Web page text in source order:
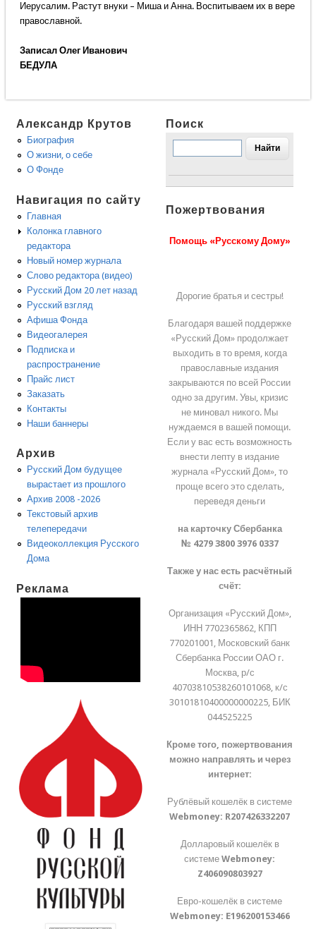
Иерусалим. Растут внуки – Миша и Анна. Воспитываем их в вере
православной.
Записал Олег Иванович
БЕДУЛА
Александр Крутов
Биография
О жизни, о себе
О Фонде
Навигация по сайту
Главная
Колонка главного
редактора
Новый номер журнала
Слово редактора (видео)
Русский Дом 20 лет назад
Русский взгляд
Афиша Фонда
Видеогалерея
Подписка и
распространение
Прайс лист
Заказать
Контакты
Наши баннеры
Архив
Русский Дом будущее
вырастает из прошлого
Архив 2008 -2026
Текстовый архив
телепередачи
Видеоколлекция Русского
Дома
Реклама
Поиск
Пожертвования
Помощь «Русскому Дому»
Дорогие братья и сестры!
Благодаря вашей поддержке
«Русский Дом» продолжает
выходить в то время, когда
православные издания
закрываются по всей России
одно за другим. Увы, кризис
не миновал никого. Мы
нуждаемся в вашей помощи.
Если у вас есть возможность
внести лепту в издание
журнала «Русский Дом», то
проще всего это сделать,
переведя деньги
на карточку Сбербанка
№ 4279 3800 3976 0337
Также у нас есть расчётный
счёт:
Организация «Русский Дом»,
ИНН 7702365862, КПП
770201001, Московский банк
Сбербанка России ОАО г.
Москва, р/с
40703810538260101068, к/с
30101810400000000225, БИК
044525225
Кроме того, пожертвования
можно направлять и через
интернет:
Рублёвый кошелёк в системе
Webmoney: R207426332207
Долларовый кошелёк в
системеWebmoney:
Z406090803927
Евро-кошелёк в системе
Webmoney: E196200153466